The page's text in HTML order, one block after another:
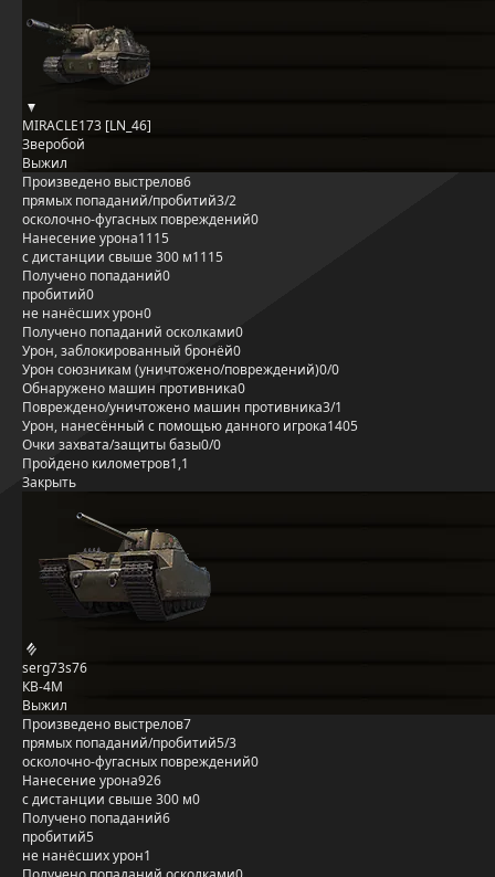
MIRACLE173 [LN_46]
Зверобой
Выжил
Произведено выстрелов6
прямых попаданий/пробитий3/2
осколочно-фугасных повреждений0
Нанесение урона1115
с дистанции свыше 300 м1115
Получено попаданий0
пробитий0
не нанёсших урон0
Получено попаданий осколками0
Урон, заблокированный бронёй0
Урон союзникам (уничтожено/повреждений)0/0
Обнаружено машин противника0
Повреждено/уничтожено машин противника3/1
Урон, нанесённый с помощью данного игрока1405
Очки захвата/защиты базы0/0
Пройдено километров1,1
Закрыть
serg73s76
КВ-4М
Выжил
Произведено выстрелов7
прямых попаданий/пробитий5/3
осколочно-фугасных повреждений0
Нанесение урона926
с дистанции свыше 300 м0
Получено попаданий6
пробитий5
не нанёсших урон1